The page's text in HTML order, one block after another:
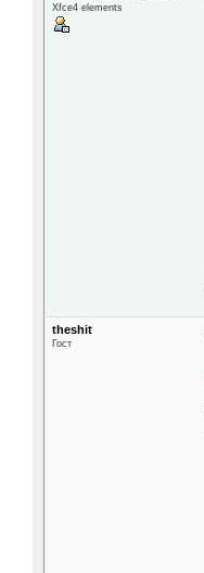
Xfce4 elements
theshit
Гост